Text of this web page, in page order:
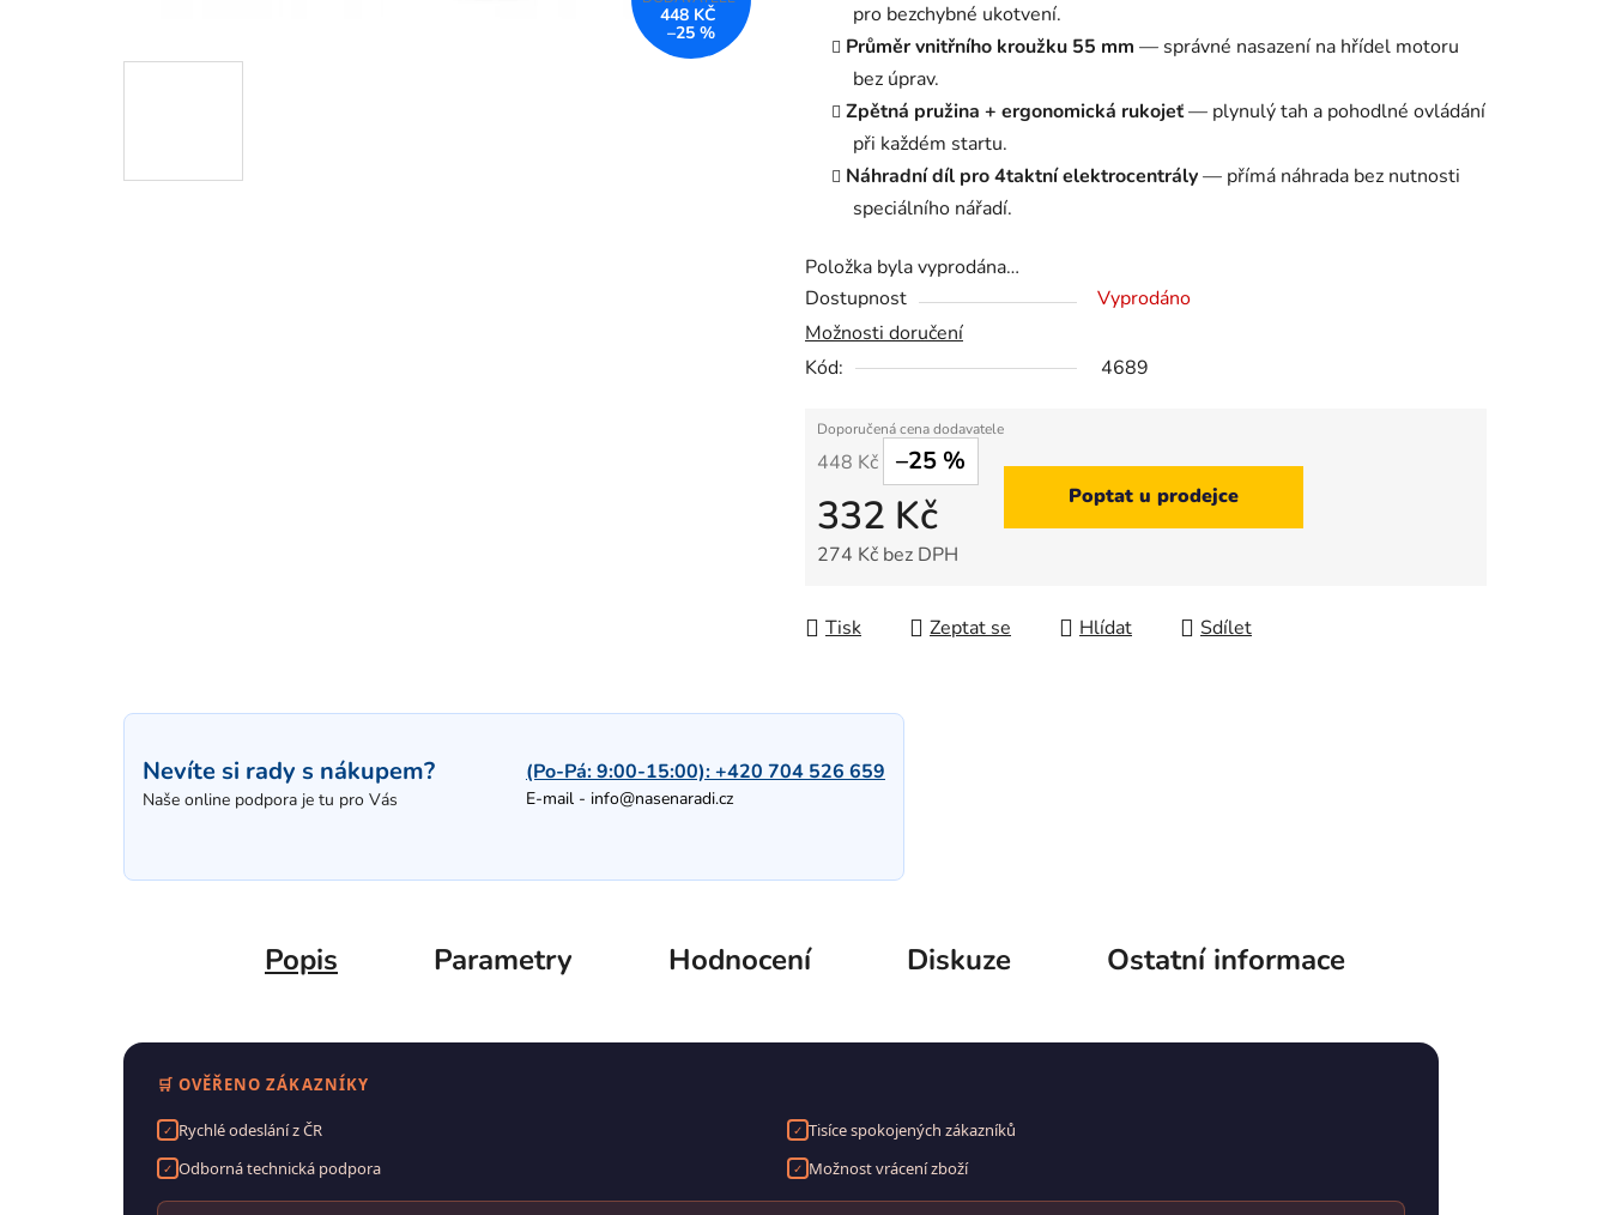
pro bezchybné ukotvení.
Průměr vnitřního kroužku 55 mm — správné nasazení na hřídel motoru
bez úprav.
Zpětná pružina + ergonomická rukojeť— plynulý tah a pohodlné ovládání
při každém startu.
Náhradní díl pro 4taktní elektrocentrály— přímá náhrada bez nutnosti
speciálního nářadí.
Položka byla vyprodána…
Dostupnost
Vyprodáno
Možnosti doručení
Kód:
4689
448 Kč –25 %
332 Kč
274 Kč bez DPH
Poptat u prodejce
Tisk Zeptat se Hlídat Sdílet
448 KČ
–25 %
Nevíte si rady s nákupem?
Naše online podpora je tu pro Vás
(Po-Pá: 9:00-15:00):+420 704 526 659
E-mail - info@nasenaradi.cz
Popis Parametry Hodnocení Diskuze Ostatní informace
🛒 OVĚŘENO ZÁKAZNÍKY
✓ Rychlé odeslání z ČR ✓ Tisíce spokojených zákazníků
✓ Odborná technická podpora ✓ Možnost vrácení zboží